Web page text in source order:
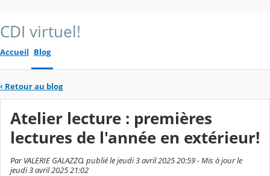
CDI virtuel!
Accueil Blog
‹ Retour au blog
Atelier lecture : premières
lectures de l'année en extérieur!
Par VALERIE GALAZZO, publié le jeudi 3 avril 2025 20:59 - Mis à jour le
jeudi 3 avril 2025 21:02